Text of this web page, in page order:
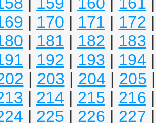
| 170 | 171 | 172
| 181 | 182 | 183
| 192 | 193 | 194
| 203 | 204 | 205
| 214 | 215 | 216
| 225 | 226 | 227